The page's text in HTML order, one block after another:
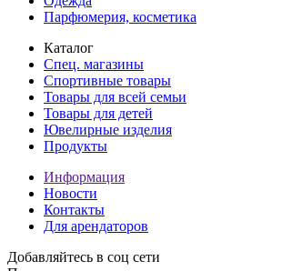
Парфюмерия, косметика
Каталог
Спец. магазины
Спортивные товары
Товары для всей семьи
Товары для детей
Ювелирные изделия
Продукты
Информация
Новости
Контакты
Для арендаторов
Добавляйтесь в соц сети